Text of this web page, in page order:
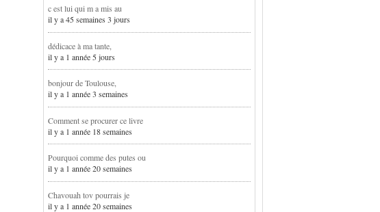
c est lui qui m a mis au
il y a 45 semaines 3 jours
dédicace à ma tante,
il y a 1 année 5 jours
bonjour de Toulouse,
il y a 1 année 3 semaines
Comment se procurer ce livre
il y a 1 année 18 semaines
Pourquoi comme des putes ou
il y a 1 année 20 semaines
Chavouah tov pourrais je
il y a 1 année 20 semaines